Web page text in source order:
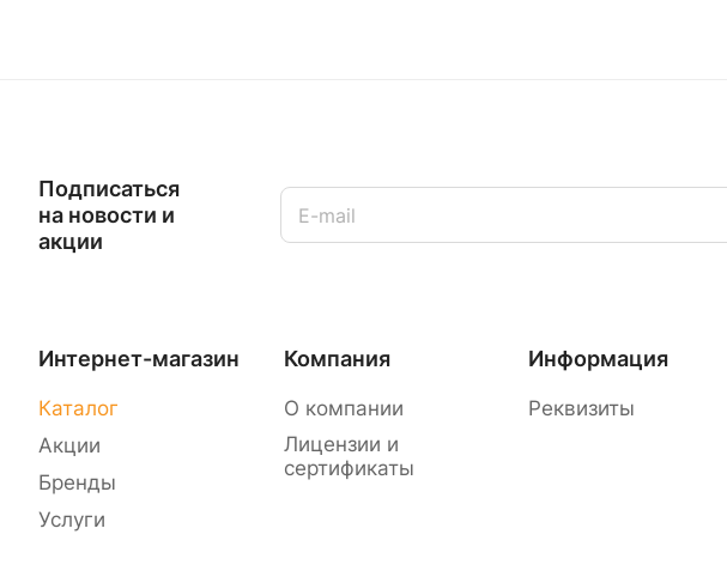
Подписаться
на новости и
акции
Интернет-магазин
Каталог
Акции
Бренды
Услуги
Компания
О компании
Лицензии и
сертификаты
Информация
Реквизиты